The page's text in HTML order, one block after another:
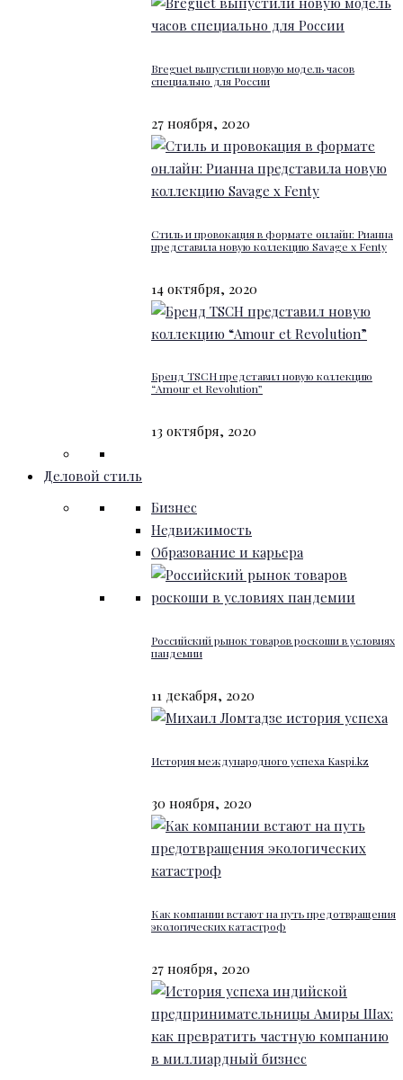
Breguet выпустили новую модель часов
специально для России
27 ноября, 2020
Стиль и провокация в формате онлайн: Рианна
представила новую коллекцию Savage x Fenty
14 октября, 2020
Бренд TSCH представил новую коллекцию
“Amour et Revolution”
13 октября, 2020
Деловой стиль
Бизнес
Недвижимость
Образование и карьера
Российский рынок товаров роскоши в условиях
пандемии
11 декабря, 2020
История международного успеха Kaspi.kz
30 ноября, 2020
Как компании встают на путь предотвращения
экологических катастроф
27 ноября, 2020